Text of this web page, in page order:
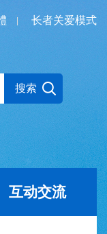
长者关爱模式
互动交流